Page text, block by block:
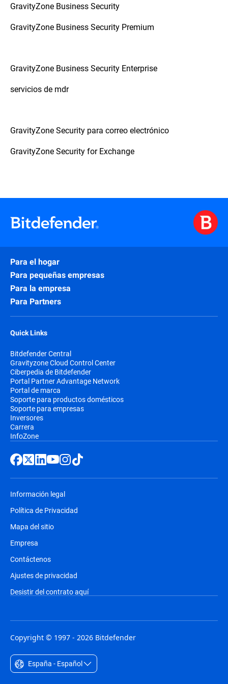
GravityZone Business Security
GravityZone Business Security Premium
GravityZone Business Security Enterprise
servicios de mdr
GravityZone Security para correo electrónico
GravityZone Security for Exchange
Para el hogar
Para pequeñas empresas
Para la empresa
Para Partners
Quick Links
Bitdefender Central
Gravityzone Cloud Control Center
Ciberpedia de Bitdefender
Portal Partner Advantage Network
Portal de marca
Soporte para productos domésticos
Soporte para empresas
Inversores
Carrera
InfoZone
Información legal
Política de Privacidad
Mapa del sitio
Empresa
Contáctenos
Ajustes de privacidad
Desistir del contrato aquí
Copyright © 1997 - 2026 Bitdefender
España - Español